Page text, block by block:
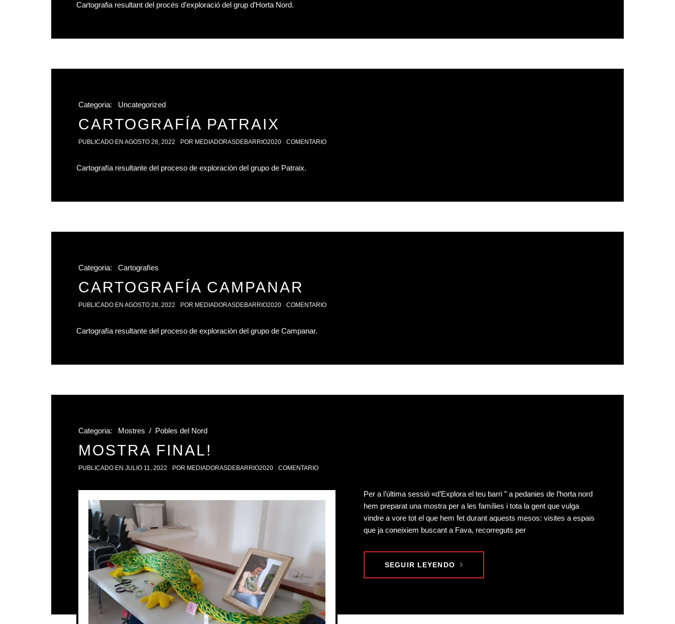
Cartografia resultant del procés d’exploració del grup d’Horta Nord.
Categoria: Uncategorized
CARTOGRAFÍA PATRAIX
PUBLICADO EN AGOSTO 28, 2022 POR MEDIADORASDEBARRIO2020 COMENTARIO
Cartografía resultante del proceso de exploración del grupo de Patraix.
Categoria: Cartografíes
CARTOGRAFÍA CAMPANAR
PUBLICADO EN AGOSTO 28, 2022 POR MEDIADORASDEBARRIO2020 COMENTARIO
Cartografía resultante del proceso de exploración del grupo de Campanar.
Categoria: Mostres / Pobles del Nord
MOSTRA FINAL!
PUBLICADO EN JULIO 11, 2022 POR MEDIADORASDEBARRIO2020 COMENTARIO
Per a l’última sessió «d’Explora el teu barri ” a pedanies de l’horta nord
hem preparat una mostra per a les famílies i tota la gent que vulga
vindre a vore tot el que hem fet durant aquests mesos: visites a espais
que ja coneixiem buscant a Fava, recorreguts per
SEGUIR LEYENDO